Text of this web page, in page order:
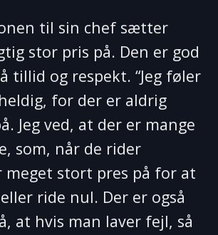
til sin chef sætter
stor pris på. Den er god
tillid og respekt. “Jeg føler
for der er aldrig
Jeg ved, at der er mange
som, når de rider
stort pres på for at
ride nul. Der er også
at hvis man laver fejl, så